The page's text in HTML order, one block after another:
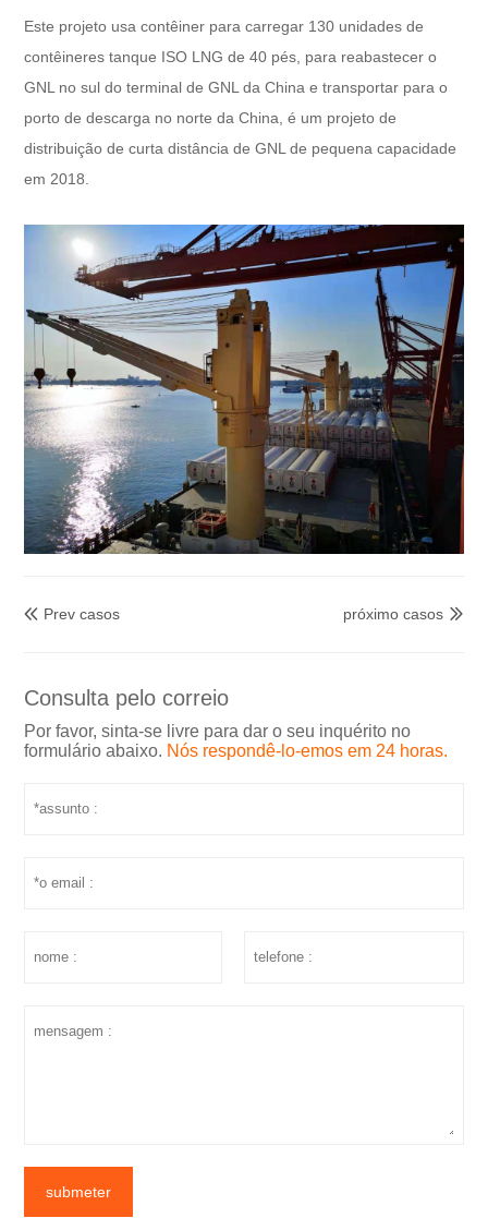
Este projeto usa contêiner para carregar 130 unidades de
contêineres tanque ISO LNG de 40 pés, para reabastecer o
GNL no sul do terminal de GNL da China e transportar para o
porto de descarga no norte da China, é um projeto de
distribuição de curta distância de GNL de pequena capacidade
em 2018.
 Prev casos 
próximo casos
Consulta pelo correio
Por favor, sinta-se livre para dar o seu inquérito no
formulário abaixo. Nós respondê-lo-emos em 24 horas.
submeter